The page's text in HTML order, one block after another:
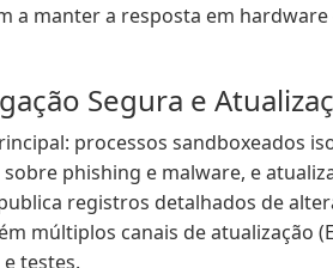
a manter a resposta em
Segura e
processos sandboxeados
phishing e malware, e
registros detalhados de
múltiplos canais de atualização
testes.